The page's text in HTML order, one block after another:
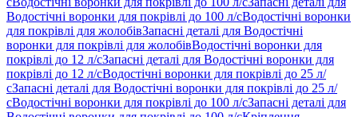
Водостічні воронки для покрівлі до 100 л/сВодостічні воронки
для покрівлі для жолобівЗапасні деталі для Водостічні
воронки для покрівлі для жолобівВодостічні воронки для
покрівлі до 12 л/сЗапасні деталі для Водостічні воронки для
покрівлі до 12 л/сВодостічні воронки для покрівлі до 25 л/
сЗапасні деталі для Водостічні воронки для покрівлі до 25 л/
сВодостічні воронки для покрівлі до 100 л/сЗапасні деталі для